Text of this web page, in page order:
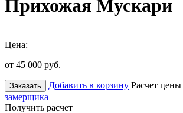
Прихожая Мускари
Цена:
от 45 000 руб.
Заказать Добавить в корзину Расчет цены
замерщика
Получить расчет